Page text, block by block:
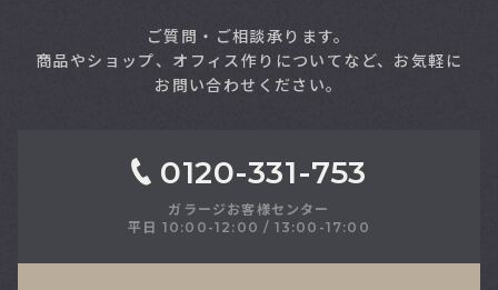
ご質問・ご相談承ります。
商品やショップ、オフィス作りについてなど、お気軽に
お問い合わせください。
0120-331-753
ガラージお客様センター
平日 10:00-12:00 / 13:00-17:00